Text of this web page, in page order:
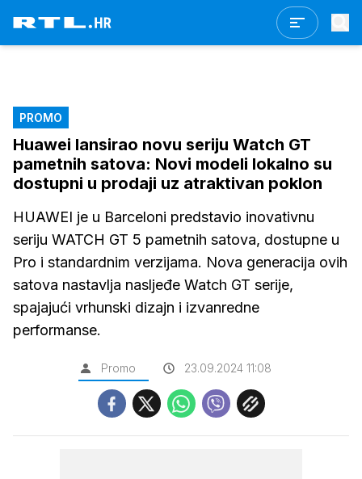
PROMO
Huawei lansirao novu seriju Watch GT
pametnih satova: Novi modeli lokalno su
dostupni u prodaji uz atraktivan poklon
HUAWEI je u Barceloni predstavio inovativnu
seriju WATCH GT 5 pametnih satova, dostupne u
Pro i standardnim verzijama. Nova generacija ovih
satova nastavlja nasljeđe Watch GT serije,
spajajući vrhunski dizajn i izvanredne
performanse.
Promo 23.09.2024 11:08